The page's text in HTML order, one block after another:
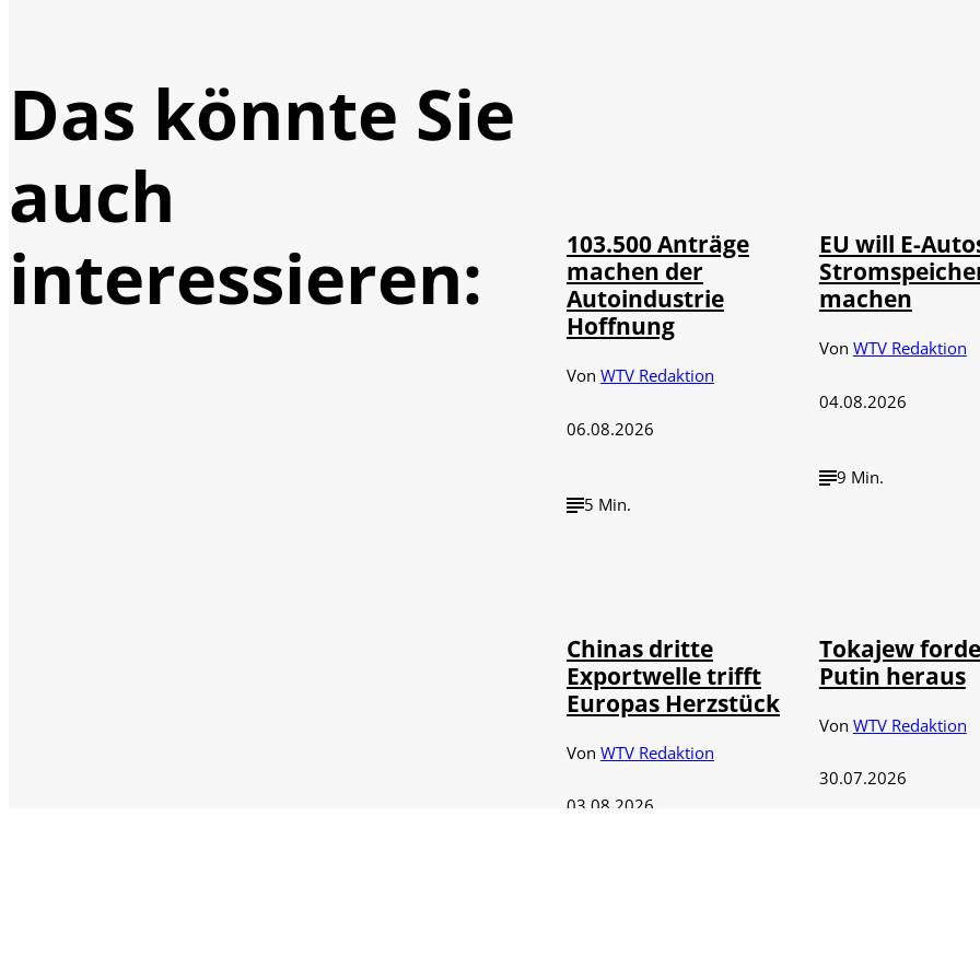
Das könnte Sie
auch
interessieren:
103.500 Anträge
machen der
Autoindustrie
Hoffnung
Von WTV Redaktion
06.08.2026
5 Min.
EU will E-
machen
Von WTV Redaktion
04.08.2026
9 Min.
Chinas dritte
Exportwelle trifft
Europas Herzstück
Von WTV Redaktion
03.08.2026
Tokajew
Putin heraus
Von WTV Redaktion
30.07.2026